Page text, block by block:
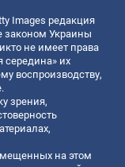
Images редакция
Украины
не имеет права
середина» их
воспроизводству,
зрения,
на этом